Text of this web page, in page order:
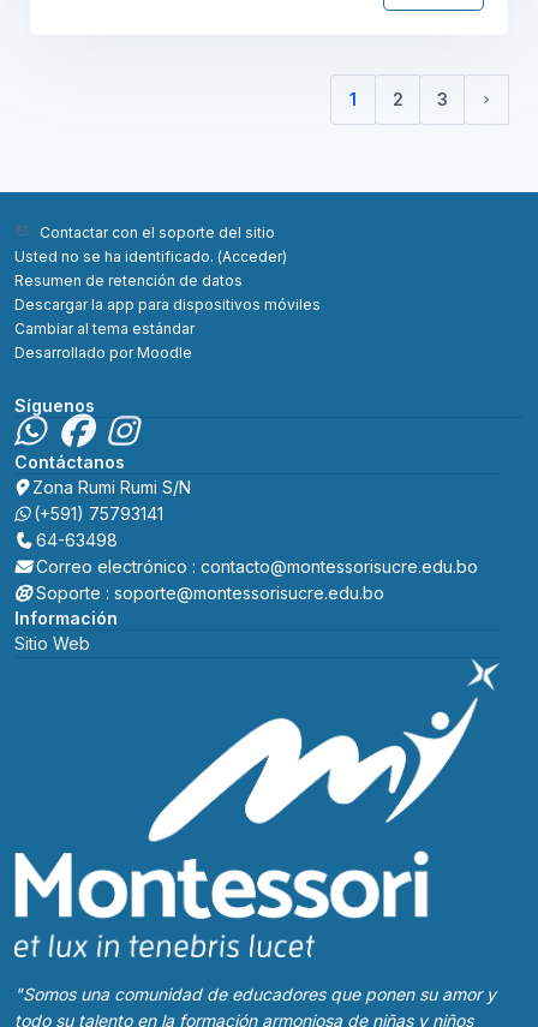
1
(current)
2 3
Contactar con el soporte del sitio
Usted no se ha identificado. (Acceder)
Resumen de retención de datos
Descargar la app para dispositivos móviles
Cambiar al tema estándar
Desarrollado porMoodle
"Somos una comunidad de educadores que ponen su amor y
todo su talento en la formación armoniosa de niñas y niños
Información
Sitio Web
Contáctanos
Zona Rumi Rumi S/N
(+591) 75793141
64-63498
Correo electrónico : contacto@montessorisucre.edu.bo
Soporte : soporte@montessorisucre.edu.bo
Síguenos